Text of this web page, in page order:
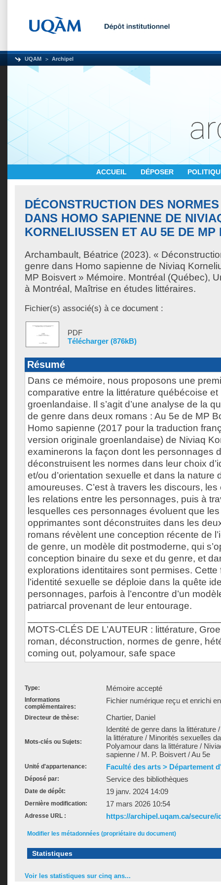
UQAM Archipel
ACCUEIL DÉPOSER
DÉCONSTRUCTION DES
DANS HOMO SAPIENNE DE
KORNELIUSSEN ET AU 5E DE MP
Archambault, Béatrice (2023). «
genre dans Homo sapienne de Niviaq
MP Boisvert » Mémoire. Montréal (Québec),
à Montréal, Maîtrise en études littéraires.
Fichier(s) associé(s) à ce document :
PDF
Télécharger (876kB)
Résumé
Dans ce mémoire, nous proposons une
comparative entre la littérature québécoise et
groenlandaise. Il s’agit d’une analyse de la
de genre dans deux romans : Au 5e de MP
Homo sapienne (2017 pour la traduction
version originale groenlandaise) de Niviaq
examinerons la façon dont les personnages
déconstruisent les normes dans leur choix
et/ou d’orientation sexuelle et dans la nature
amoureuses. C’est à travers les discours,
les relations entre les personnages, puis à
lesquelles ces personnages évoluent que
opprimantes sont déconstruites dans les
romans révèlent une conception récente de
de genre, un modèle dit postmoderne, qui
conception binaire du sexe et du genre, et
explorations identitaires sont permises.
l’identité sexuelle se déploie dans la quête
personnages, parfois à l’encontre d’un
patriarcal provenant de leur entourage.
MOTS-CLÉS DE L’AUTEUR : littérature,
roman, déconstruction, normes de genre,
coming out, polyamour, safe space
Type: Mémoire accepté
Informations
complémentaires:
Fichier numérique reçu et enrichi
Directeur de thèse: Chartier, Daniel
Mots-clés ou Sujets:
Identité de genre dans la littérature
la littérature / Minorités sexuelles
Polyamour dans la littérature /
sapienne / M. P. Boisvert / Au 5e
Unité d'appartenance: Faculté des arts > Département
Déposé par: Service des bibliothèques
Date de dépôt: 19 janv. 2024 14:09
Dernière modification: 17 mars 2026 10:54
Adresse URL : https://archipel.uqam.ca/secure/
Modifier les métadonnées (propriétaire du document)
Statistiques
Voir les statistiques sur cinq ans...